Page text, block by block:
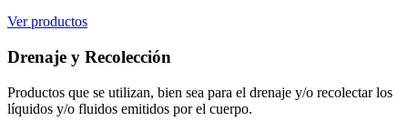
Ver productos
Drenaje y Recolección
Productos que se utilizan, bien sea para el drenaje y/o recolectar los
líquidos y/o fluidos emitidos por el cuerpo.